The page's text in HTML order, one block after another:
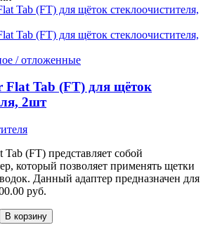
/ отложенные
Flat Tab (FT) для щёток
2шт
(FT) представляет собой
который позволяет применять щетки
Данный адаптер предназначен для
руб.